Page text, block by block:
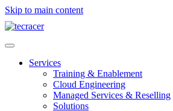
Skip to main content
Services
Training & Enablement
Cloud Engineering
Managed Services & Reselling
Solutions